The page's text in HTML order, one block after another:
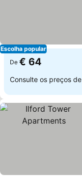
Escolha popular
De € 64
Consulte os preços de